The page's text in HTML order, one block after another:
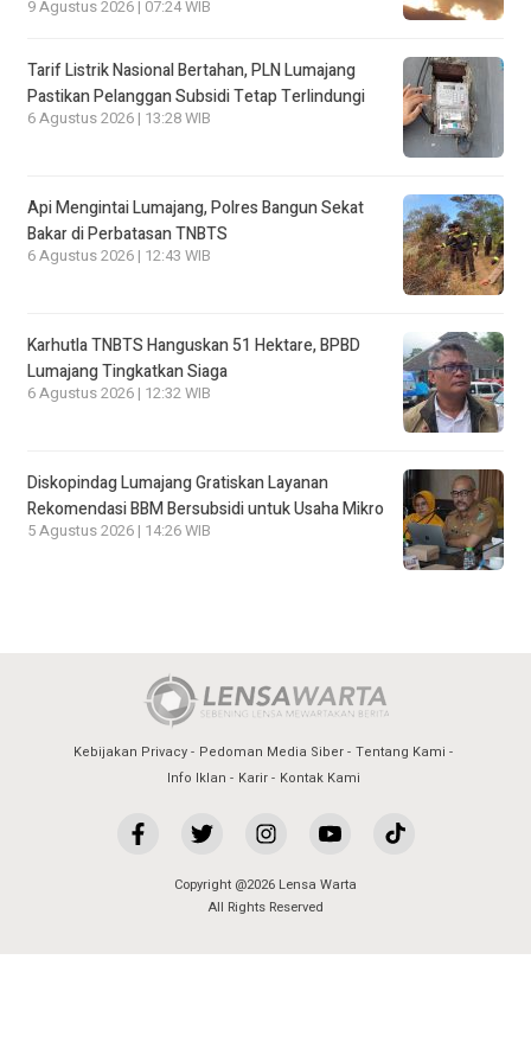
9 Agustus 2026 | 07:24 WIB
Tarif Listrik Nasional Bertahan, PLN Lumajang
Pastikan Pelanggan Subsidi Tetap Terlindungi
6 Agustus 2026 | 13:28 WIB
Api Mengintai Lumajang, Polres Bangun Sekat
Bakar di Perbatasan TNBTS
6 Agustus 2026 | 12:43 WIB
Karhutla TNBTS Hanguskan 51 Hektare, BPBD
Lumajang Tingkatkan Siaga
6 Agustus 2026 | 12:32 WIB
Diskopindag Lumajang Gratiskan Layanan
Rekomendasi BBM Bersubsidi untuk Usaha Mikro
5 Agustus 2026 | 14:26 WIB
Kebijakan Privacy Pedoman Media Siber Tentang Kami
Info Iklan
Karir Kontak Kami
Copyright @2026 Lensa Warta
All Rights Reserved